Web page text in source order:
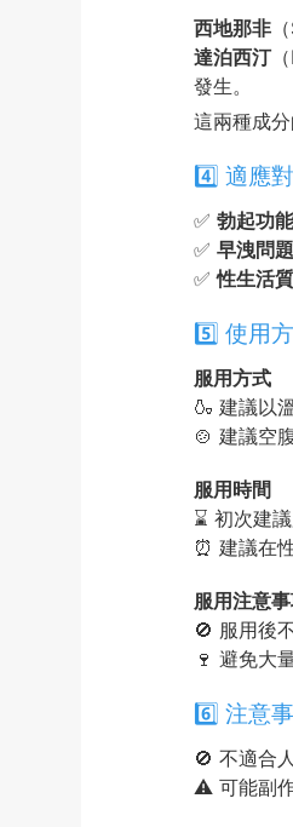
西地那非
達泊西汀
發生。
這兩種成
4️⃣ 適應
✅ 勃起功
✅ 早洩問題
✅性生活
5️⃣ 使用
服用方式
🍶 建議以
🍲 建議空
服用時間
⌛ 初次建
⏰ 建議在
服用注意
🚫 服用後
🍷 避免大
6️⃣ 注意
🚫 不適合
⚠️ 可能副作